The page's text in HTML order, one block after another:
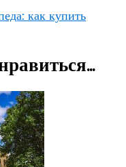
как купить